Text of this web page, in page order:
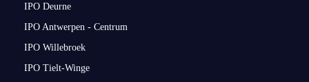
IPO Deurne
IPO Antwerpen - Centrum
IPO Willebroek
IPO Tielt-Winge